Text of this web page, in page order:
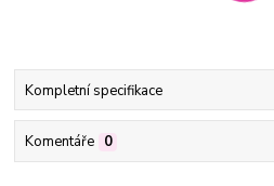
Kompletní specifikace
Komentáře 0